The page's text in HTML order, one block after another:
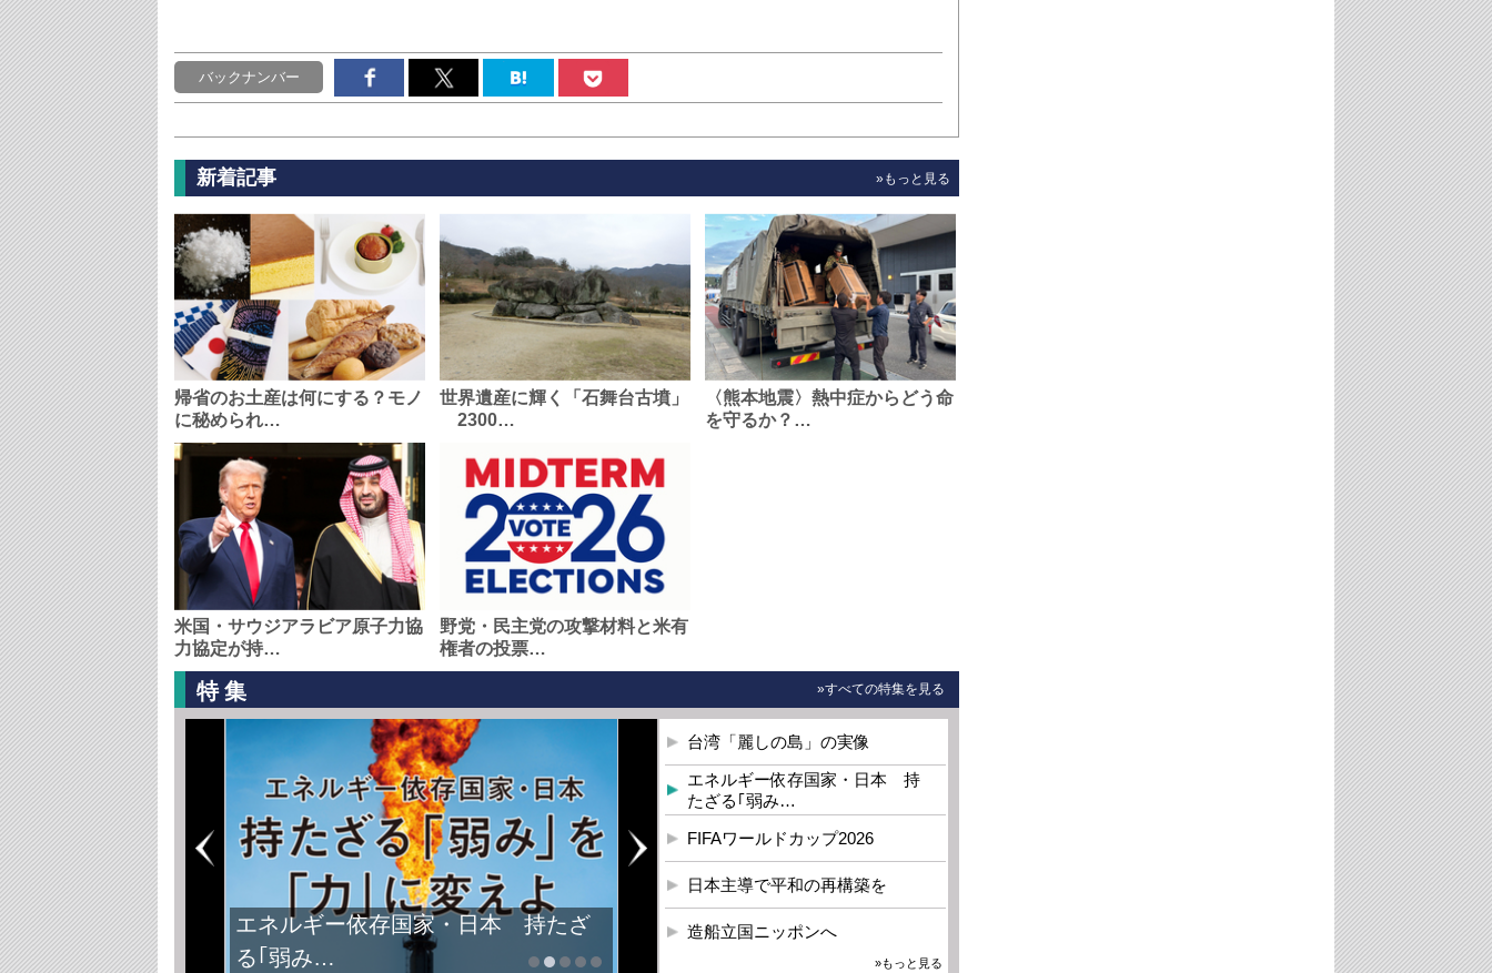
バックナンバー
新着記事 »もっと見る
帰省のお土産は何にする？モノ
に秘められ…
世界遺産に輝く「石舞台古墳」
2300…
〈熊本地震〉熱中症からどう命
を守るか？…
米国・サウジアラビア原子力協
力協定が持…
野党・民主党の攻撃材料と米有
権者の投票…
特集 »すべての特集を見る
エネルギー依存国家・日本 持たざ
る｢弱み…
台湾「麗しの島」の実像
エネルギー依存国家・日本 持
たざる｢弱み…
FIFAワールドカップ2026
日本主導で平和の再構築を
造船立国ニッポンへ
»もっと見る